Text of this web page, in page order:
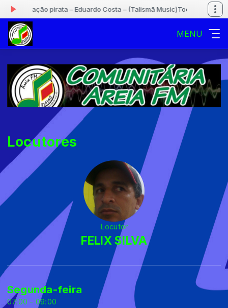
Coração pirata – Eduardo Costa – (Talismã Music)Tocando agora:
MENU
Locutores
Locutor
FELIX SILVA
Segunda-feira
07:00 - 09:00